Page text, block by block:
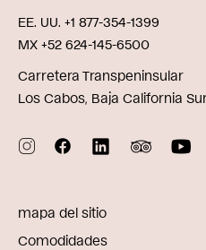
EE. UU. +1 877-354-1399
MX +52 624-145-6500
Carretera Transpeninsular
Los Cabos, Baja California
mapa del sitio
Comodidades